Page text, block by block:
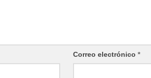
Correo electrónico *